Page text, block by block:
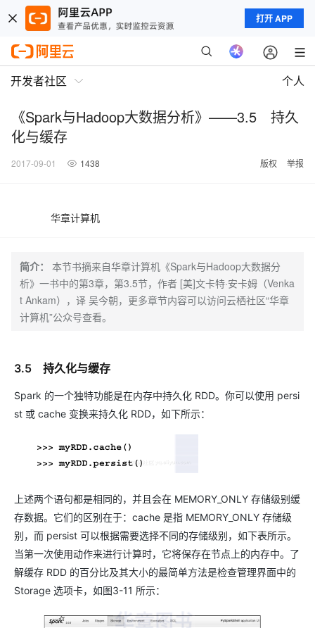
打开 APP
开发者社区 个人
《Spark与Hadoop大数据分析》——3.5 持久
化与缓存
2017-09-01 1438 版权 举报
华章计算机
简介：
本节书摘来自华章计算机《Spark与Hadoop大数据分
析》一书中的第3章，第3.5节，作者 [美]文卡特·安卡姆（Venka
t Ankam），译 吴今朝，更多章节内容可以访问云栖社区“华章
计算机”公众号查看。
3.5 持久化与缓存
Spark 的一个独特功能是在内存中持久化 RDD。你可以使用 persi
st 或 cache 变换来持久化 RDD，如下所示：
上述两个语句都是相同的，并且会在 MEMORY_ONLY 存储级别缓
存数据。它们的区别在于：cache 是指 MEMORY_ONLY 存储级
别，而 persist 可以根据需要选择不同的存储级别，如下表所示。
当第一次使用动作来进行计算时，它将保存在节点上的内存中。了
解缓存 RDD 的百分比及其大小的最简单方法是检查管理界面中的
Storage 选项卡，如图3-11 所示：